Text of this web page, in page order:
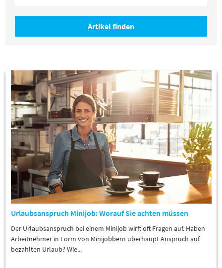
Artikel finden
Urlaubsanspruch Minijob: Worauf Sie achten müssen
Der Urlaubsanspruch bei einem Minijob wirft oft Fragen auf. Haben
Arbeitnehmer in Form von Minijobbern überhaupt Anspruch auf
bezahlten Urlaub? Wie...